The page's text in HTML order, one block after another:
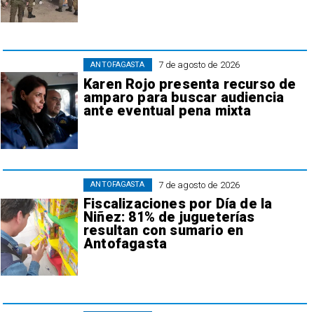
7 de agosto de 2026
Karen Rojo presenta recurso de
amparo para buscar audiencia
ante eventual pena mixta
ANTOFAGASTA
7 de agosto de 2026
Fiscalizaciones por Día de la
Niñez: 81% de jugueterías
resultan con sumario en
Antofagasta
ANTOFAGASTA